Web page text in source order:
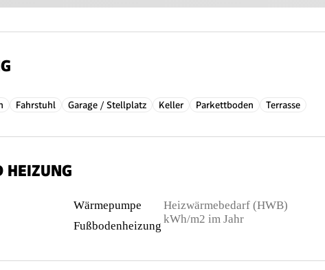
Fahrstuhl Garage / Stellplatz Keller Parkettboden Terrasse
HEIZUNG
Wärmepumpe
Fußbodenheizung
Heizwärmebedarf (HWB)
kWh/m2 im Jahr